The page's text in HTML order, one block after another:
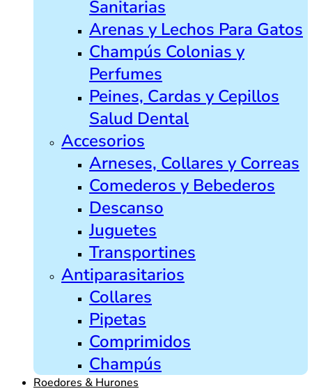
Sanitarias
Arenas y Lechos Para Gatos
Champús Colonias y
Perfumes
Peines, Cardas y Cepillos
Salud Dental
Accesorios
Arneses, Collares y Correas
Comederos y Bebederos
Descanso
Juguetes
Transportines
Antiparasitarios
Collares
Pipetas
Comprimidos
Champús
Roedores & Hurones